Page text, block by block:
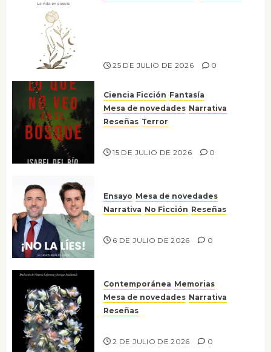
25 DE JULIO DE 2026 0
Ciencia Ficción Fantasía
Mesa de novedades Narrativa
Reseñas Terror
15 DE JULIO DE 2026 0
Ensayo Mesa de novedades
Narrativa No Ficción Reseñas
6 DE JULIO DE 2026 0
Contemporánea Memorias
Mesa de novedades Narrativa
Reseñas
2 DE JULIO DE 2026 0